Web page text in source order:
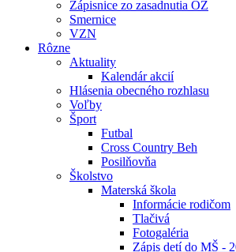
Zápisnice zo zasadnutia OZ
Smernice
VZN
Rôzne
Aktuality
Kalendár akcií
Hlásenia obecného rozhlasu
Voľby
Šport
Futbal
Cross Country Beh
Posilňovňa
Školstvo
Materská škola
Informácie rodičom
Tlačivá
Fotogaléria
Zápis detí do MŠ -